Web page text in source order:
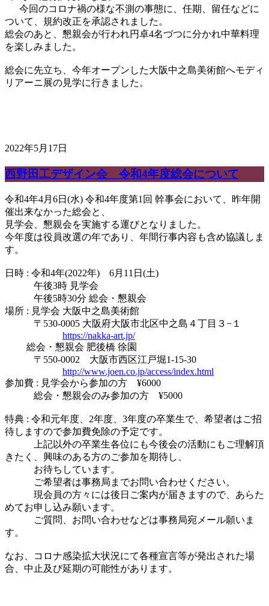
今回のコロナ禍の様な不測の事態に、任期、留任などに
ついて、規約改正を承認されました。
総会のあと、懇親会が行われ円卓4名づつに分かれ中華料理
を楽しみました。
総会に先立ち、今年オープンした大阪中之島美術館へモディ
リアーニ展の見学に行きました。
2022年5月17日
西野田工デザイン会 令和4年度総会について
令和4年4月6日(水) 令和4年度第1回 幹事会において、昨年開
催出来なかった総会と、
見学会、懇親会を実施する運びとなりました。
今年度は役員改選の年であり、年間行事内容も含め協議しま
す。
日時 : 令和4年(2022年) 6月11日(土)
午後3時 見学会
午後5時30分 総会・懇親会
場所 : 見学会 大阪中之島美術館
〒530-0005 大阪府大阪市北区中之島４丁目３−１
https://nakka-art.jp/
総会・懇親会 肥後橋 徐園
〒550-0002 大阪市西区江戸堀1-15-30
http://www.joen.co.jp/access/index.html
参加費 : 見学会から参加の方 ¥6000
総会・懇親会のみ参加の方 ¥5000
特典 : 令和元年度、2年度、3年度の卒業生で、希望者はご招
待しますので参加費免除の予定です。
上記以外の卒業生各位にも今後会の活動にもご理解頂
きたく、興味のある方のご参加を期待し、
お待ちしています。
ご希望者は事務局までお問い合わせください。
現会員の方々には後日ご案内が届きますので、あらた
めてお申し込み願います。
ご質問、お問い合わせなどは事務局宛メール願いま
す。
なお、コロナ感染拡大状況にて各種宣言等が発出された場
合、中止及び延期の可能性があります。